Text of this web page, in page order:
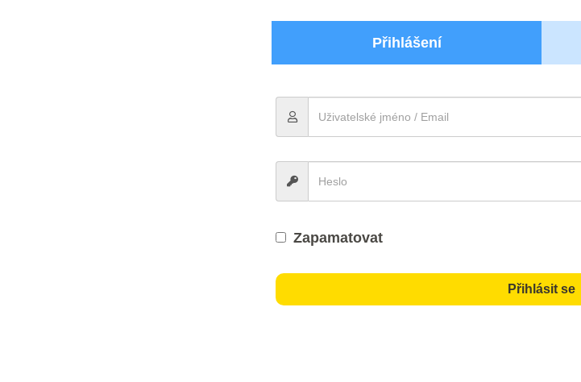
Přihlášení
Zapamatovat
Přihlásit se